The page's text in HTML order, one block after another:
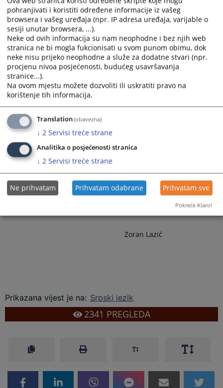
komunikaciji sa korisnicima i svim zainteresovanim licima da
dođu što brže i jednostavnije do željenih informacija, te
uspostavimo što transparentniji i efikasniji rad našeg suda i
pravosudnog sistema u cjelini, želim Vam dobrodošlicu na
zvaničnu veb stranicu Osnovnog suda u Derventi.
Očekujem da će svi zainteresovani pronaći potrebne
informacije koje se tiču našeg načina rada, organizacije i
nadležnosti Osnovnog suda Derventa, kao i informacije o
sudskim procedurama, koje će siguran sam pomoći vam u
lakšem i jednostavnijem ostvarivanja vaših prava, pred našim
sudom.
Jedan od prioriteta mog programa i rada za period od
17.07.2023. godine do 17.07.2027. godine jeste približiti i
poboljšati javnost rada suda, opravdati povjerenje građana u
obzir uzeti sve Vaše sugestije, primjedbe, te u tom smislu
osnovni cilj i zadatak mog programa rada jeste obezbjeđenje
pravednog i efikasnog sistema pravde koji će se zasnivati na
osnovnim principima vladavine prava, primjenjujući osnovna
načela, a to je da sud bude nezavisan i efikasan koji će
poštovanje zakona.
Predsjednik Osnovnog suda u Derventi
Zoran Lazić
Prikazana vijest je na: Srpski jezik
2341 PREGLEDA
pohranjivati i koristiti određene informacije iz vašeg
browsera i vašeg uređaja (npr. IP adresa uređaja, varijable o
sesiji unutar browsera, ...).
Neke od ovih informacija su nam neophodne i bez njih web
stranica ne bi mogla fukcionisati u svom punom obimu, dok
neke nisu prijeko neophodne a služe za dodatne stvari (npr.
procjenu nivoa posjećenosti, budućeg usavršavanja
stranice...).
Na ovom mjestu možete dozvoliti ili uskratiti pravo na
korištenje tih informacija.
Translation(obavezna)
↓ 2 Servisi treće strane
Analitika o posjećenosti stranica
↓ 2 Servisi treće strane
Ne prihvatam Prihvatam odabrane Prihvatam sve
Pokreće Klaro!